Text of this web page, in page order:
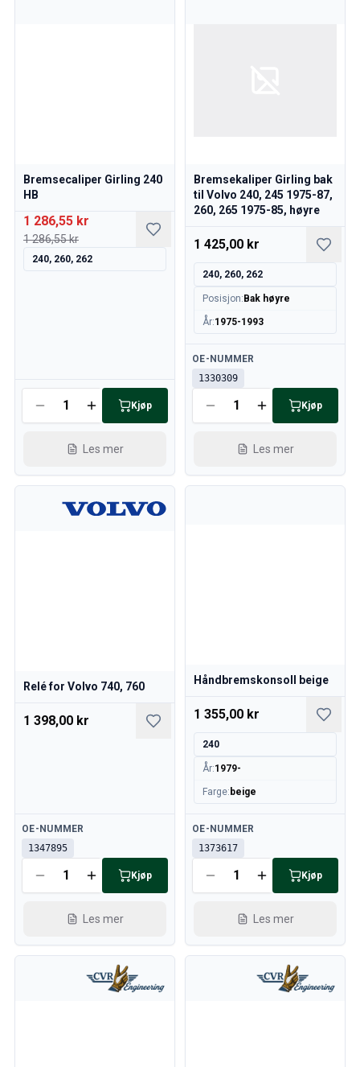
Bremsecaliper Girling 240
HB
1 286,55 kr
1 286,55 kr
240, 260, 262
Kjøp
Les mer
Bremsekaliper Girling bak
til Volvo 240, 245 1975-87,
260, 265 1975-85, høyre
1 425,00 kr
240, 260, 262
Posisjon: Bak høyre
År:1975-1993
Tilgjengelig
OE-NUMMER
1330309
Kjøp
Les mer
Relé for Volvo 740, 760
1 398,00 kr
Tilgjengelig
OE-NUMMER
1347895
Kjøp
Les mer
Håndbremskonsoll beige
1 355,00 kr
240
År:1979-
Farge: beige
Tilgjengelig
OE-NUMMER
1373617
Kjøp
Les mer